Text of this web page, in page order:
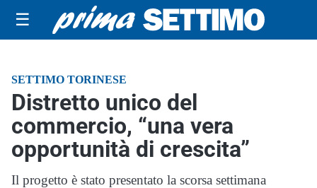
☰
SETTIMO TORINESE
Distretto unico del
commercio, “una vera
opportunità di crescita”
Il progetto è stato presentato la scorsa settimana